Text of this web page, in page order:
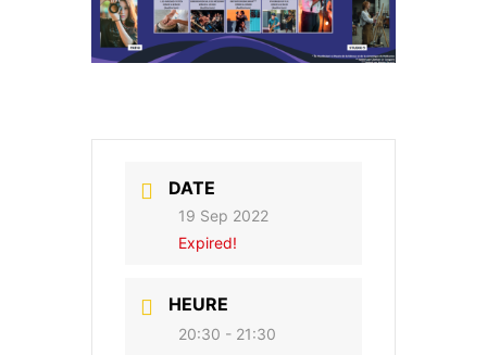
DATE
19 Sep 2022
Expired!
HEURE
20:30 - 21:30